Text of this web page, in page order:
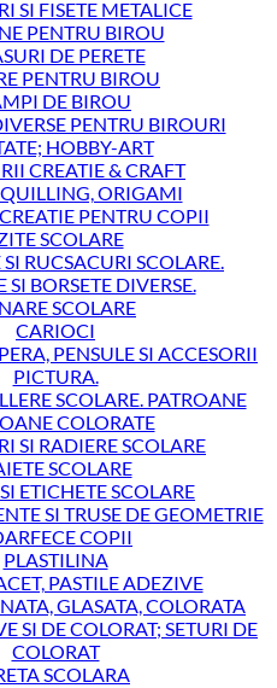
SI FISETE METALICE
PENTRU BIROU
DE PERETE
PENTRU BIROU
DE BIROU
PENTRU BIROURI
HOBBY-ART
CREATIE & CRAFT
ORIGAMI
PENTRU COPII
SCOLARE
RUCSACURI SCOLARE.
SI BORSETE DIVERSE.
SCOLARE
CARIOCI
PENSULE SI ACCESORII
PICTURA.
SCOLARE. PATROANE
COLORATE
SI RADIERE SCOLARE
SCOLARE
ETICHETE SCOLARE
SI TRUSE DE GEOMETRIE
COPII
PLASTILINA
PASTILE ADEZIVE
GLASATA, COLORATA
SI DE COLORAT; SETURI DE
COLORAT
SCOLARA